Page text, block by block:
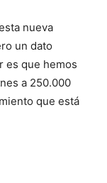
nueva
un dato
es que hemos
a 250.000
que está